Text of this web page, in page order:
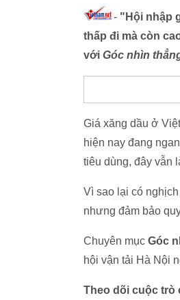
- "Hội nhập
thấp đi mà còn
với Góc nhìn
Giá xăng dầu ở
hiện nay đang
tiêu dùng, đây vẫn
Vì sao lại có
nhưng đảm bảo
Chuyên mục Góc
hội vận tải Hà Nội
Theo dõi cuộc trò